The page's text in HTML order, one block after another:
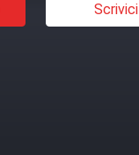
Scrivici